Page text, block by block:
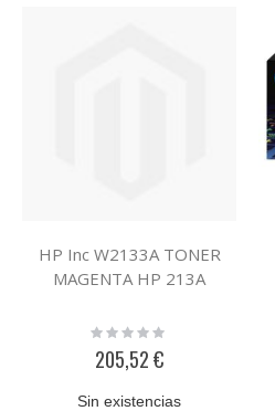
HP Inc W2133A TONER
MAGENTA HP 213A
Rating:
205,52 €
Sin existencias